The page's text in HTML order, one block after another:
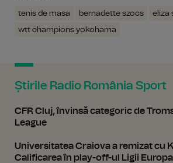
tenis de masa bernadette szocs
eliza
wtt champions yokohama
Știrile Radio România Sport
CFR Cluj, învinsă categoric de
League
Universitatea Craiova a remizat cu
Calificarea în play-off-ul Ligii